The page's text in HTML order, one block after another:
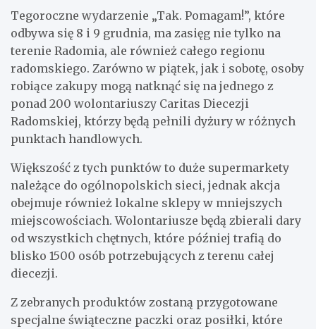
Tegoroczne wydarzenie „Tak. Pomagam!”, które
odbywa się 8 i 9 grudnia, ma zasięg nie tylko na
terenie Radomia, ale również całego regionu
radomskiego. Zarówno w piątek, jak i sobotę, osoby
robiące zakupy mogą natknąć się na jednego z
ponad 200 wolontariuszy Caritas Diecezji
Radomskiej, którzy będą pełnili dyżury w różnych
punktach handlowych.
Większość z tych punktów to duże supermarkety
należące do ogólnopolskich sieci, jednak akcja
obejmuje również lokalne sklepy w mniejszych
miejscowościach. Wolontariusze będą zbierali dary
od wszystkich chętnych, które później trafią do
blisko 1500 osób potrzebujących z terenu całej
diecezji.
Z zebranych produktów zostaną przygotowane
specjalne świąteczne paczki oraz posiłki, które